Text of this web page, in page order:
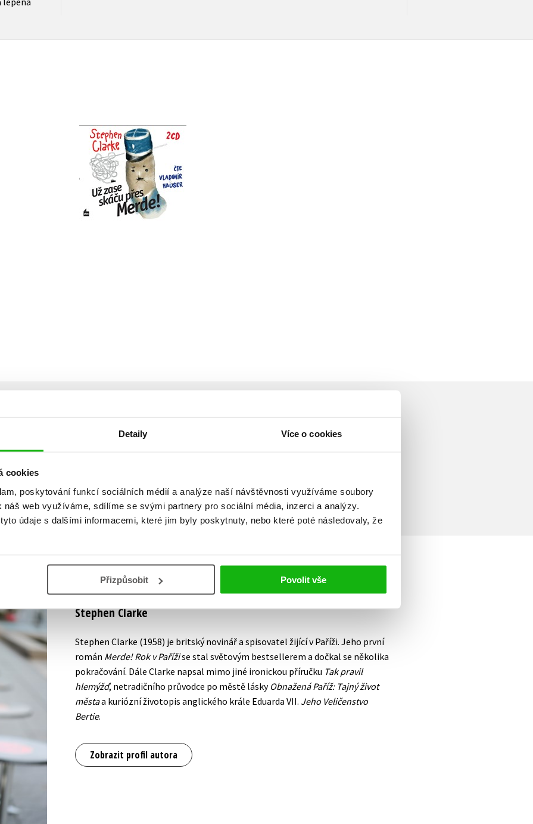
Detaily Více o cookies
cookies
poskytování funkcí sociálních médií a analýze naší návštěvnosti využíváme soubory
náš web využíváme, sdílíme se svými partnery pro sociální média, inzerci a analýzy.
údaje s dalšími informacemi, které jim byly poskytnuty, nebo které poté následovaly, že
Přizpůsobit Povolit vše
Už zase skáču přes
Merde! (audiokniha)
Stephen Clarke
Vaše hodnocení
Uživatelskou recenzi mohou vkládat pouze registrovaní uživatelé
Přihlásit
AUTOR KNIHY
Stephen Clarke
Stephen Clarke (1958) je britský novinář a spisovatel žijící v Paříži. Jeho první
román Merde! Rok v Pařížise stal světovým bestsellerem a dočkal se několika
pokračování. Dále Clarke napsal mimo jiné ironickou příručku Tak pravil
hlemýžď, netradičního průvodce po městě lásky Obnažená Paříž: Tajný život
městaa kuriózní životopis anglického krále Eduarda VII. Jeho Veličenstvo
Bertie.
Zobrazit profil autora